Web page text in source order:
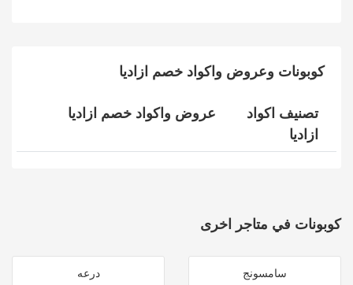
كوبونات وعروض واكواد خصم ازاديا
تصنيف اكواد
ازاديا
عروض واكواد خصم ازاديا
كوبونات في متاجر اخرى
سامسونج درعه